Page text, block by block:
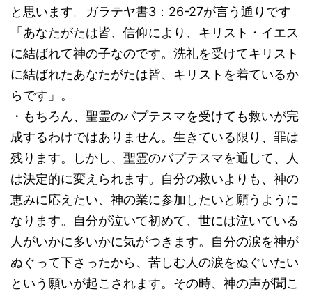
と思います。ガラテヤ書3：26-27が言う通りです
「あなたがたは皆、信仰により、キリスト・イエス
に結ばれて神の子なのです。洗礼を受けてキリスト
に結ばれたあなたがたは皆、キリストを着ているか
らです」。
・もちろん、聖霊のバプテスマを受けても救いが完
成するわけではありません。生きている限り、罪は
残ります。しかし、聖霊のバプテスマを通して、人
は決定的に変えられます。自分の救いよりも、神の
恵みに応えたい、神の業に参加したいと願うように
なります。自分が泣いて初めて、世には泣いている
人がいかに多いかに気がつきます。自分の涙を神が
ぬぐって下さったから、苦しむ人の涙をぬぐいたい
という願いが起こされます。その時、神の声が聞こ